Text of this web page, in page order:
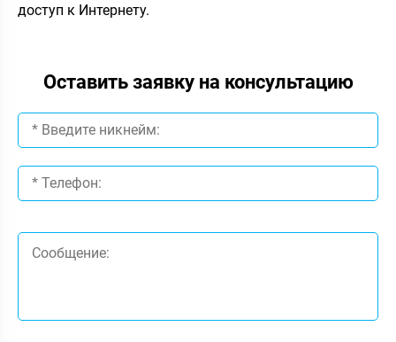
доступ к Интернету.
Оставить заявку на консультацию